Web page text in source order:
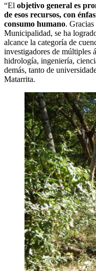
“El objetivo general es
de esos recursos, con
consumo humano.
Municipalidad, se ha
alcance la categoría de
investigadores de múltiples
hidrología, ingeniería,
demás, tanto de
Matarrita.